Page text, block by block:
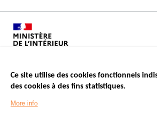
Menu
Footer
LES SITES PUBLICS
Ce site utilise des cookies fonctionnels
des cookies à des fins statistiques.
More info